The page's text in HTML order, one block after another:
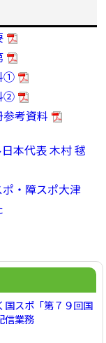
①
②
考資料
本代表 木村 毬
・障スポ大津
国スポ「第７９回国
信業務